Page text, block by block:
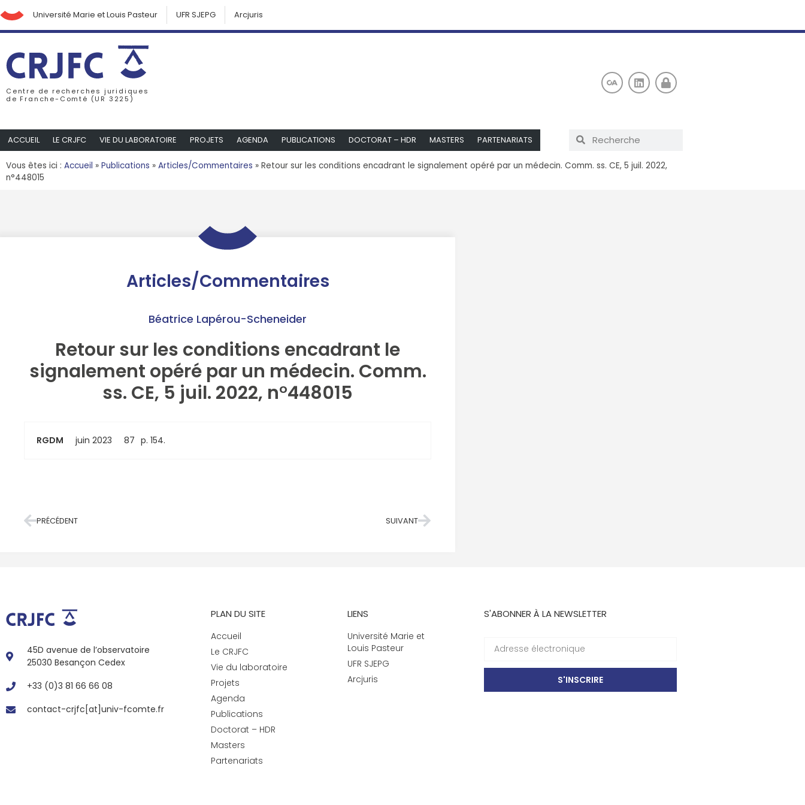
Université Marie et Louis Pasteur UFR SJEPG Arcjuris
Centre de recherches juridiques
de Franche-Comté (UR 3225)
ACCUEIL LE CRJFC VIE DU LABORATOIRE PROJETS AGENDA PUBLICATIONS DOCTORAT – HDR MASTERS PARTENARIATS
Vous êtes ici : Accueil » Publications » Articles/Commentaires » Retour sur les conditions encadrant le signalement opéré par un médecin. Comm. ss. CE, 5 juil. 2022,
n°448015
Articles/Commentaires
Béatrice Lapérou-Scheneider
Retour sur les conditions encadrant le
signalement opéré par un médecin. Comm.
ss. CE, 5 juil. 2022, n°448015
RGDM juin 2023 87 p. 154.
PRÉCÉDENT SUIVANT
45D avenue de l’observatoire
25030 Besançon Cedex
+33 (0)3 81 66 66 08
contact-crjfc[at]univ-fcomte.fr
PLAN DU SITE
Accueil
Le CRJFC
Vie du laboratoire
Projets
Agenda
Publications
Doctorat – HDR
Masters
Partenariats
LIENS
Université Marie et
Louis Pasteur
UFR SJEPG
Arcjuris
S'ABONNER À LA NEWSLETTER
S'INSCRIRE